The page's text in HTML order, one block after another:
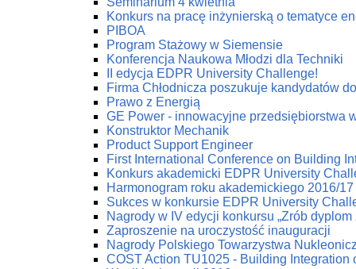
Konkurs na pracę inżynierską o tematyce
PIBOA
Program Stażowy w Siemensie
Konferencja Naukowa Młodzi dla Techniki
II edycja EDPR University Challenge!
Firma Chłodnicza poszukuje kandydatów
Prawo z Energią
GE Power - innowacyjne przedsiębiorstwa
Konstruktor Mechanik
Product Support Engineer
First International Conference on Building
Konkurs akademicki EDPR University
Harmonogram roku akademickiego 2016/17
Sukces w konkursie EDPR University
Nagrody w IV edycji konkursu „Zrób dyplom
Zaproszenie na uroczystość inauguracji
Nagrody Polskiego Towarzystwa
COST Action TU1025 - Building Integration